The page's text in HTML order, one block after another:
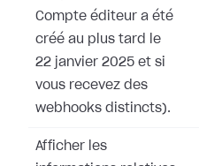
Compte éditeur a été
créé au plus tard le
22 janvier 2025 et si
vous recevez des
webhooks distincts).
Afficher les